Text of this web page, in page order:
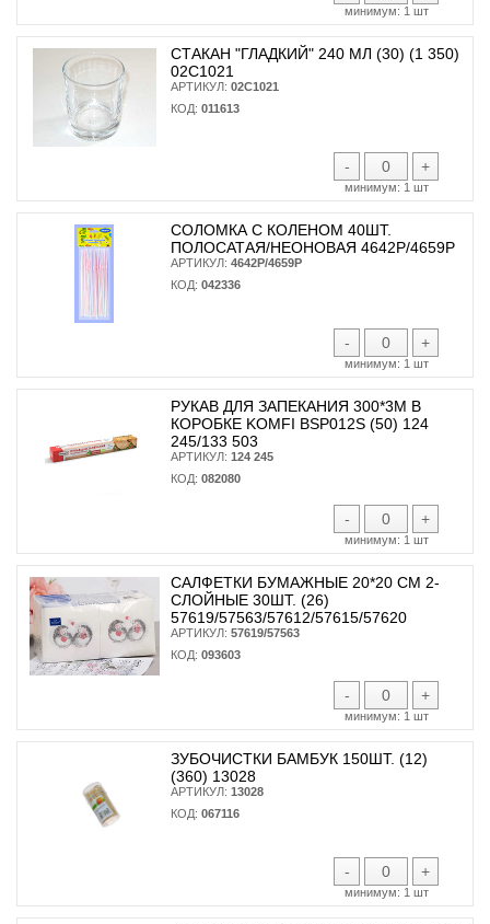
минимум: 1 шт
СТАКАН "ГЛАДКИЙ" 240 МЛ (30) (1 350)
02С1021
АРТИКУЛ: 02С1021
КОД: 011613
- +
минимум: 1 шт
СОЛОМКА С КОЛЕНОМ 40ШТ.
ПОЛОСАТАЯ/НЕОНОВАЯ 4642Р/4659Р
АРТИКУЛ: 4642Р/4659Р
КОД: 042336
- +
минимум: 1 шт
РУКАВ ДЛЯ ЗАПЕКАНИЯ 300*3М В
КОРОБКЕ KOMFI BSP012S (50) 124
245/133 503
АРТИКУЛ: 124 245
КОД: 082080
- +
минимум: 1 шт
САЛФЕТКИ БУМАЖНЫЕ 20*20 СМ 2-
СЛОЙНЫЕ 30ШТ. (26)
57619/57563/57612/57615/57620
АРТИКУЛ: 57619/57563
КОД: 093603
- +
минимум: 1 шт
ЗУБОЧИСТКИ БАМБУК 150ШТ. (12)
(360) 13028
АРТИКУЛ: 13028
КОД: 067116
- +
минимум: 1 шт